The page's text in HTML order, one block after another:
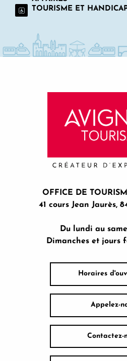
TOURISME ET
OFFICE DE
41 cours Jean Jaurès,
Du lundi au
Dimanches et jours
Horaires
Appelez-
Contactez-